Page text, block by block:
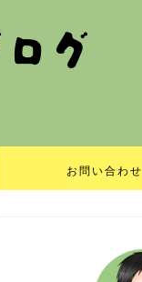
お問い合わせ